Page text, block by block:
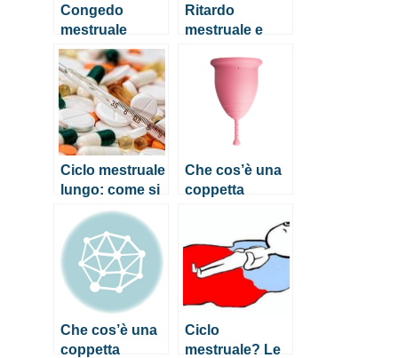
Congedo
mestruale
anche in Italia?
Ecco come
funzionerebbe
Ritardo
mestruale e
Ciclo mestruale
lungo: come si
spiega?
Che cos’è una
coppetta
Che cos’è una
coppetta
Ciclo
mestruale? Le